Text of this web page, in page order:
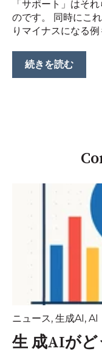
「サポート」はそ
のです。 同時にこ
りマイナスになる例
続きを読む
ニュース, 生成AI , AI
生 成AIが